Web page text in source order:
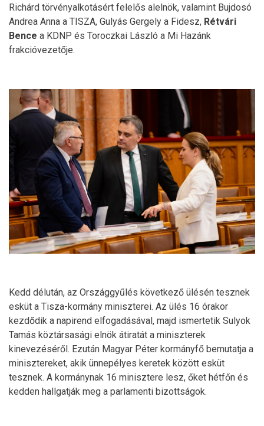
Richárd törvényalkotásért felelős alelnök, valamint Bujdosó
Andrea Anna a TISZA, Gulyás Gergely a Fidesz, Rétvári
Bence a KDNP és Toroczkai László a Mi Hazánk
frakcióvezetője.
Kedd délután, az Országgyűlés következő ülésén tesznek
esküt a Tisza-kormány miniszterei. Az ülés 16 órakor
kezdődik a napirend elfogadásával, majd ismertetik Sulyok
Tamás köztársasági elnök átiratát a miniszterek
kinevezéséről. Ezután Magyar Péter kormányfő bemutatja a
minisztereket, akik ünnepélyes keretek között esküt
tesznek. A kormánynak 16 minisztere lesz, őket hétfőn és
kedden hallgatják meg a parlamenti bizottságok.